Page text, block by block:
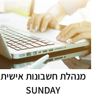
מנהלת חשבונות אישית
SUNDAY